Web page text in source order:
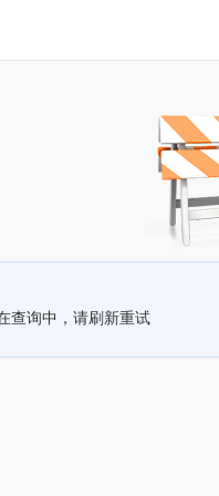
查询中，请刷新重试